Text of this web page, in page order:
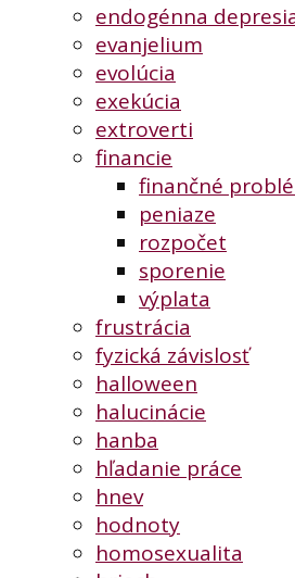
endogénna
evanjelium
evolúcia
exekúcia
extroverti
financie
finančné
peniaze
rozpočet
sporenie
výplata
frustrácia
fyzická závislosť
halloween
halucinácie
hanba
hľadanie práce
hnev
hodnoty
homosexualita